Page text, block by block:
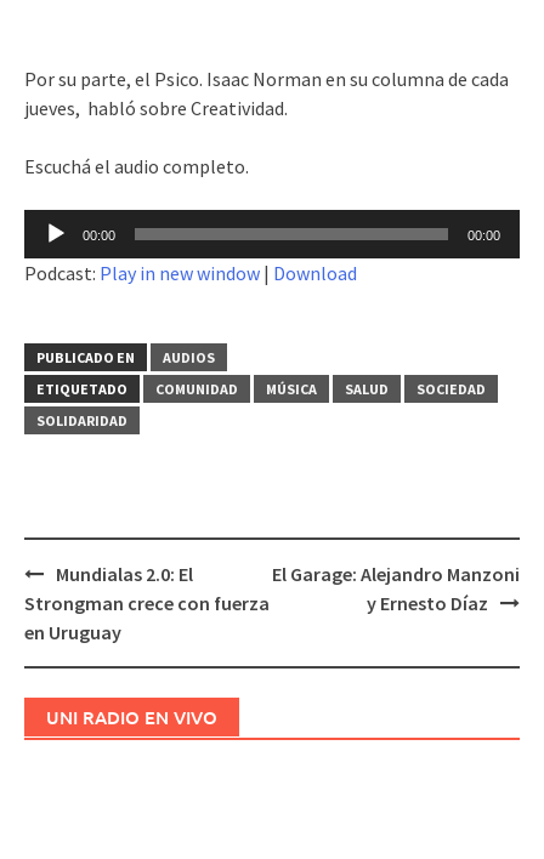
Por su parte, el Psico. Isaac Norman en su columna de cada
jueves, habló sobre Creatividad.
Escuchá el audio completo.
Reproductor
audio
00:00 00:00
Podcast: Play in new window | Download
PUBLICADO EN
AUDIOS
ETIQUETADO
COMUNIDAD MÚSICA SALUD
SOCIEDAD
SOLIDARIDAD
Navegación
de
entradas
Mundialas 2.0: El
Strongman crece con fuerza
en Uruguay
El Garage: Alejandro Manzoni
y Ernesto Díaz
UNI RADIO EN VIVO